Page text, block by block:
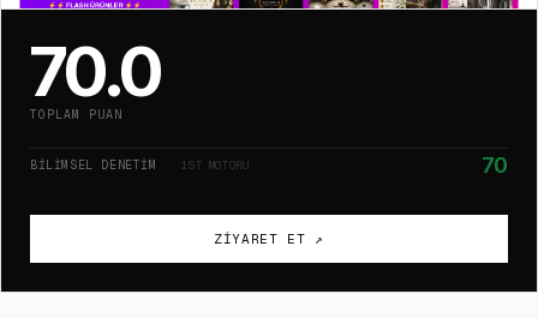
70.0
TOPLAM PUAN
BILIMSEL DENETIM · 1ST MOTORU 70
ZIYARET ET ↗